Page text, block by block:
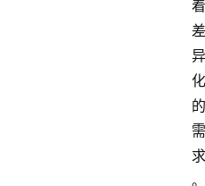
着
差
异
化
的
需
求
。